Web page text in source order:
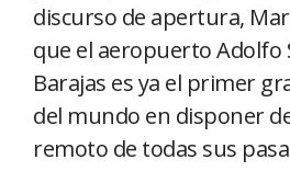
discurso de apertura,
que el aeropuerto Adolfo
Barajas es ya el primer
del mundo en disponer
remoto de todas sus